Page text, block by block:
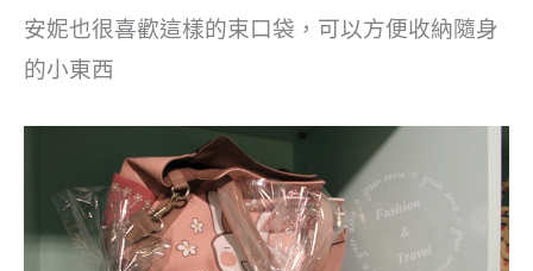
安妮也很喜歡這樣的束口袋，可以方便收納隨身
的小東西